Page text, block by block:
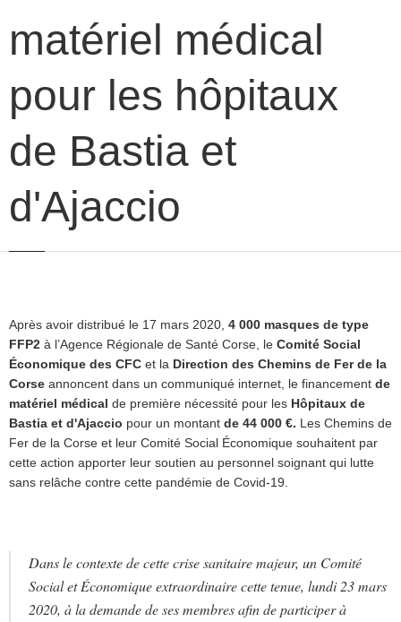
matériel médical
pour les hôpitaux
de Bastia et
d'Ajaccio
Après avoir distribué le 17 mars 2020, 4 000 masques de type
FFP2 à l’Agence Régionale de Santé Corse, le Comité Social
Économique des CFC et la Direction des Chemins de Fer de la
Corse annoncent dans un communiqué internet, le financement de
matériel médical de première nécessité pour les Hôpitaux de
Bastia et d'Ajaccio pour un montant de 44 000 €. Les Chemins de
Fer de la Corse et leur Comité Social Économique souhaitent par
cette action apporter leur soutien au personnel soignant qui lutte
sans relâche contre cette pandémie de Covid-19.
Dans le contexte de cette crise sanitaire majeur, un Comité
Social et Économique extraordinaire cette tenue, lundi 23 mars
2020, à la demande de ses membres afin de participer à